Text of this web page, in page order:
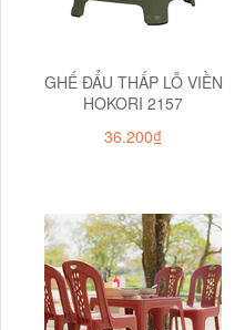
GHẾ ĐẨU THẤP LỖ VIỀN
HOKORI 2157
36.200₫